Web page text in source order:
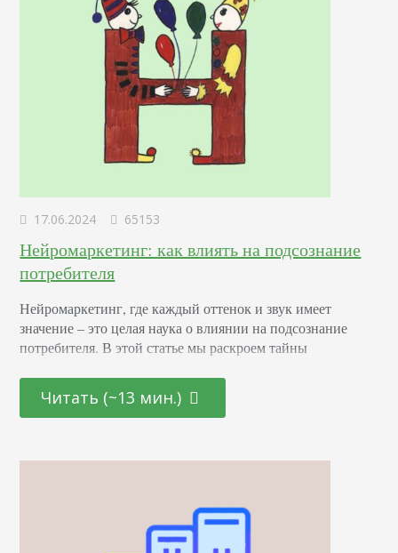
17.06.2024 65153
Нейромаркетинг: как влиять на подсознание
потребителя
Нейромаркетинг, где каждый оттенок и звук имеет
значение – это целая наука о влиянии на подсознание
потребителя. В этой статье мы раскроем тайны
последних достижениях в области психологии и
нейронаук. От подбора цветовой палитры до создания
человеческого сознания для повышения интереса и
Читать (~13 мин.)